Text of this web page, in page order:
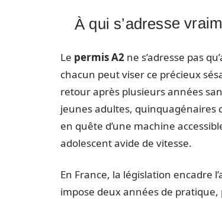
À qui s’adresse
Le permis A2 ne s’adresse pas
chacun peut viser ce précieux
retour après plusieurs années
jeunes adultes, quinquagénaires
en quête d’une machine
adolescent avide de vitesse.
En France, la législation encadre
impose deux années de